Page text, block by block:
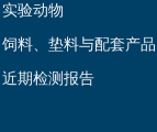
实验动物
饲料、垫料与配套产品
近期检测报告